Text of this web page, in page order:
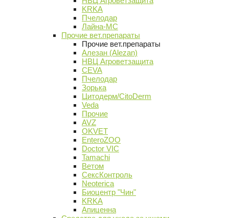
KRKA
Пчелодар
Лайна-МС
Прочие вет.препараты
Прочие вет.препараты
Алезан (Alezan)
НВЦ Агроветзащита
CEVA
Пчелодар
Зорька
Цитодерм/CitoDerm
Veda
Прочие
AVZ
OKVET
EnteroZOO
Doctor VIC
Tamachi
Ветом
СексКонтроль
Neoterica
Биоцентр "Чин"
KRKA
Апиценна